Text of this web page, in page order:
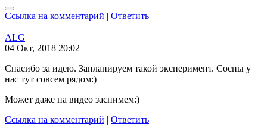
Ссылка на комментарий | Ответить
ALG
04 Окт, 2018 20:02
Спасибо за идею. Запланируем такой эксперимент. Сосны у
нас тут совсем рядом:)
Может даже на видео заснимем:)
Ссылка на комментарий | Ответить